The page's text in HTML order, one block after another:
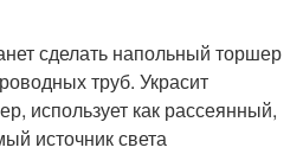
сделать напольный торшер
труб. Украсит
использует как рассеянный,
источник света